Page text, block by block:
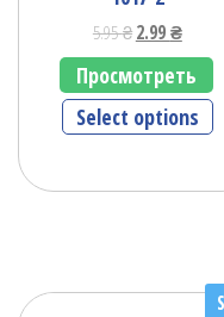
5.95₴2.99₴
Просмотреть
Select options